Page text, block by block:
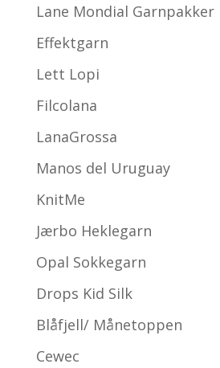
Lane Mondial Garnpakker
Effektgarn
Lett Lopi
Filcolana
LanaGrossa
Manos del Uruguay
KnitMe
Jærbo Heklegarn
Opal Sokkegarn
Drops Kid Silk
Blåfjell/ Månetoppen
Cewec